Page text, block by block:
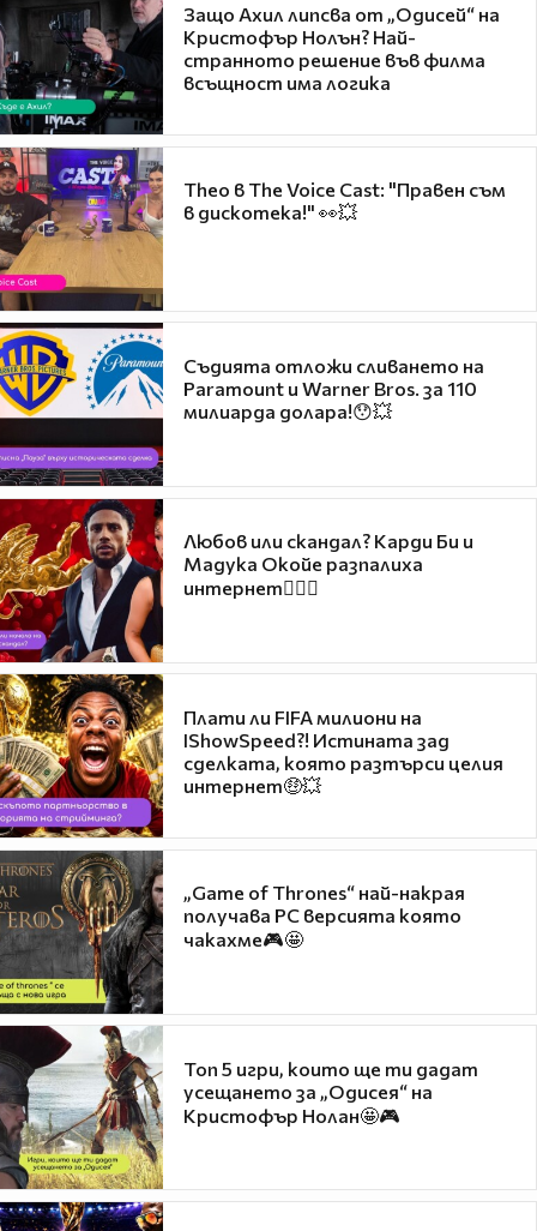
Защо Ахил липсва от „Одисей“ на
Кристофър Нолън? Най-
странното решение във филма
всъщност има логика
Theo в The Voice Cast: "Правен съм
в дискотека!" 👀💥
Съдията отложи сливането на
Paramount и Warner Bros. за 110
милиарда долара!😯💥
Любов или скандал? Карди Би и
Мадука Окойе разпалиха
интернет❤️‍🔥🔥
Плати ли FIFA милиони на
IShowSpeed?! Истината зад
сделката, която разтърси целия
интернет🤑💥
„Game of Thrones“ най-накрая
получава PC версията която
чакахме🎮🤩
Топ 5 игри, които ще ти дадат
усещането за „Одисея“ на
Кристофър Нолан🤩🎮